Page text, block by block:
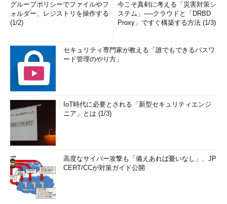
グループポリシーでファイルやフ
ォルダー、レジストリを操作する
(1/2)
今こそ真剣に考える「災害対策シ
ステム」──クラウドと「DRBD
Proxy」ですぐ構築する方法 (1/3)
セキュリティ専門家が教える「誰でもできるパスワ
ード管理のやり方」
IoT時代に必要とされる「新型セキュリティエンジ
ニア」とは (1/3)
高度なサイバー攻撃も「備えあれば憂いなし」、JP
CERT/CCが対策ガイド公開